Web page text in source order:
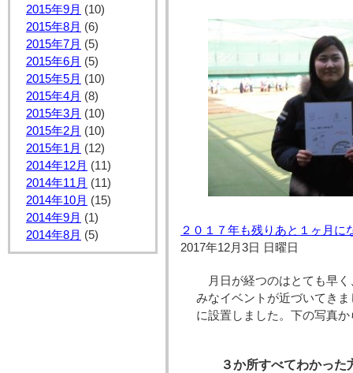
2015年9月 (10)
2015年8月 (6)
2015年7月 (5)
2015年6月 (5)
2015年5月 (10)
2015年4月 (8)
2015年3月 (10)
2015年2月 (10)
2015年1月 (12)
2014年12月 (11)
2014年11月 (11)
2014年10月 (15)
2014年9月 (1)
2014年8月 (5)
２０１７年も残りあと１ヶ月に
2017年12月3日 日曜日
月日が経つのはとても早
みなイベントが近づいてき
に設置しました。下の写真
３か所すべてわかった